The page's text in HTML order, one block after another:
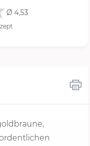
Ø 4,53